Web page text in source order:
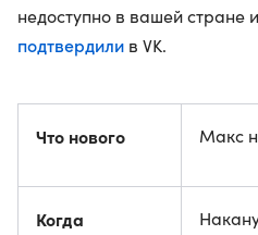
недоступно в вашей стране
подтвердили в VK.
Что нового Макс
Когда